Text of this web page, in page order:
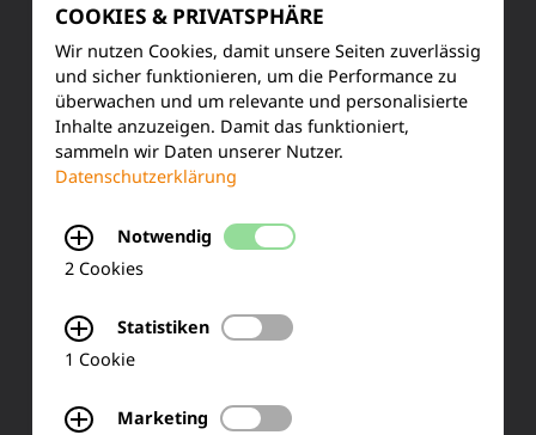
SERVICE
Kundenservice
Produktinformationen
FAQ
KONTAKT
COOKIES & PRIVATSPHÄRE
Wir nutzen Cookies, damit unsere Seiten zuverlässig
und sicher funktionieren, um die Performance zu
überwachen und um relevante und personalisierte
Inhalte anzuzeigen. Damit das funktioniert,
sammeln wir Daten unserer Nutzer.
Datenschutzerklärung
Notwendig
2 Cookies
Statistiken
1 Cookie
Marketing